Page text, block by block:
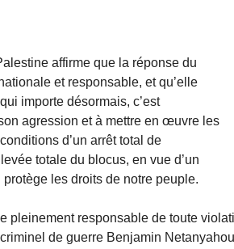
affirme que la réponse du
et responsable, et qu’elle
importe désormais, c’est
agression et à mettre en œuvre les
d’un arrêt total de
totale du blocus, en vue d’un
les droits de notre peuple.
pleinement responsable de toute
de guerre Benjamin